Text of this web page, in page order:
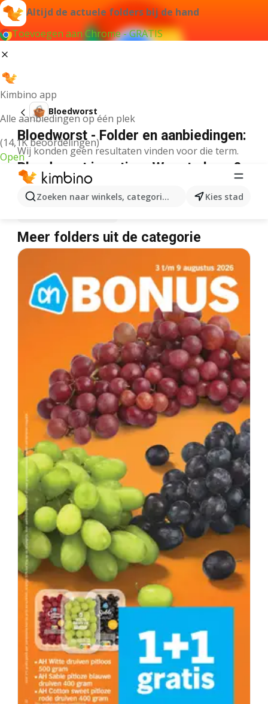
Altijd de actuele folders bij de hand
Toevoegen aan Chrome - GRATIS
Kimbino app
Alle aanbiedingen op één plek
(14,1K beoordelingen)
Open
Zoeken naar winkels, categorieën, producten...
Kies stad
Bloedworst
Bloedworst - Folder en aanbiedingen:
Wij konden geen resultaten vinden voor die term.
Bloedworst in actie – Waar te koop?
Meer folders uit de categorie